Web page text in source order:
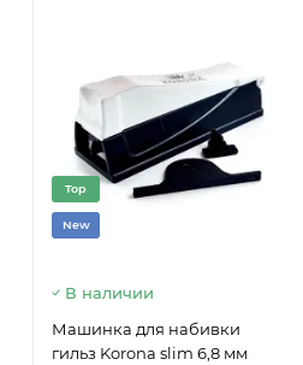
Top
New
В наличии
Машинка для набивки
гильз Korona slim 6,8 мм